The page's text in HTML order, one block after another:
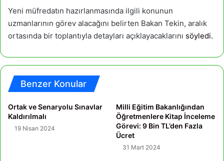
Yeni müfredatın hazırlanmasında ilgili konunun
uzmanlarının görev alacağını belirten Bakan Tekin, aralık
ortasında bir toplantıyla detayları açıklayacaklarını söyledi.
Benzer Konular
Ortak ve Senaryolu Sınavlar
Kaldırılmalı
19 Nisan 2024
Milli Eğitim Bakanlığından
Öğretmenlere Kitap İnceleme
Görevi: 9 Bin TL’den Fazla
Ücret
31 Mart 2024